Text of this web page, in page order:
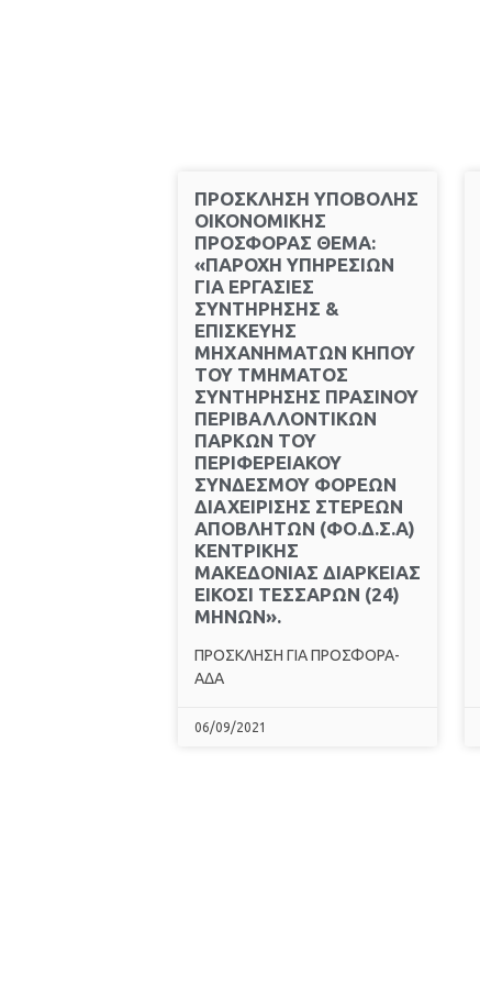
ΠΡΟΣΚΛΗΣΗ ΥΠΟΒΟΛΗΣ
ΟΙΚΟΝΟΜΙΚΗΣ
ΠΡΟΣΦΟΡΑΣ ΘΕΜΑ:
«ΠΑΡΟΧΗ ΥΠΗΡΕΣΙΩΝ
ΓΙΑ ΕΡΓΑΣΙΕΣ
ΣΥΝΤΗΡΗΣΗΣ &
ΕΠΙΣΚΕΥΗΣ
ΜΗΧΑΝΗΜΑΤΩΝ ΚΗΠΟΥ
ΤΟΥ ΤΜΗΜΑΤΟΣ
ΣΥΝΤΗΡΗΣΗΣ ΠΡΑΣΙΝΟΥ
ΠΕΡΙΒΑΛΛΟΝΤΙΚΩΝ
ΠΑΡΚΩΝ ΤΟΥ
ΠΕΡΙΦΕΡΕΙΑΚΟΥ
ΣΥΝΔΕΣΜΟΥ ΦΟΡΕΩΝ
ΔΙΑΧΕΙΡΙΣΗΣ ΣΤΕΡΕΩΝ
ΑΠΟΒΛΗΤΩΝ (ΦΟ.Δ.Σ.Α)
ΚΕΝΤΡΙΚΗΣ
ΜΑΚΕΔΟΝΙΑΣ ΔΙΑΡΚΕΙΑΣ
ΕΙΚΟΣΙ ΤΕΣΣΑΡΩΝ (24)
ΜΗΝΩΝ».
ΠΡΟΣΚΛΗΣΗ ΓΙΑ ΠΡΟΣΦΟΡΑ-
ΑΔΑ
06/09/2021